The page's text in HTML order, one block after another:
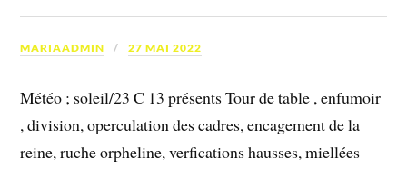
MARIAADMIN 27 MAI 2022
Météo ; soleil/23 C 13 présents Tour de table , enfumoir
, division, operculation des cadres, encagement de la
reine, ruche orpheline, verfications hausses, miellées